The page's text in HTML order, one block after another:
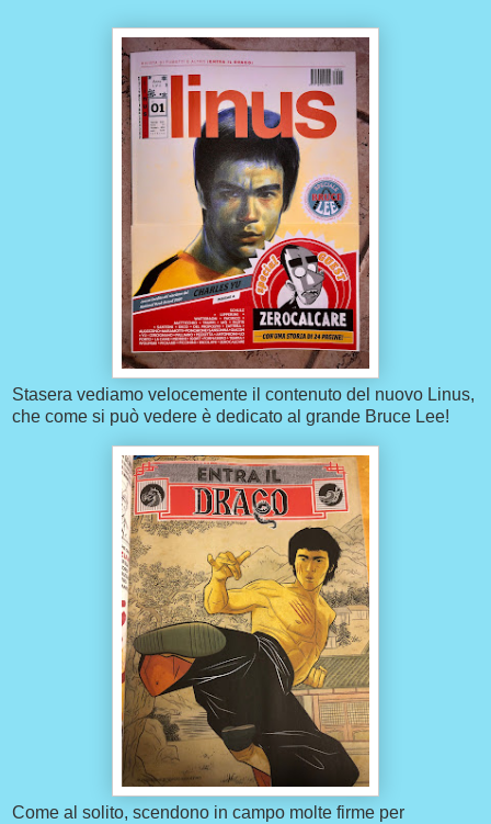
Stasera vediamo velocemente il contenuto del nuovo Linus,
che come si può vedere è dedicato al grande Bruce Lee!
Come al solito, scendono in campo molte firme per